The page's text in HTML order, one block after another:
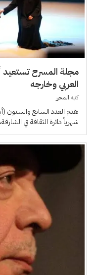
مجلة المسرح تستعيد
العربي وخارجه
كتبه المحرر
يقدم العدد السابع والستون
شهرياً دائرة الثقافة في